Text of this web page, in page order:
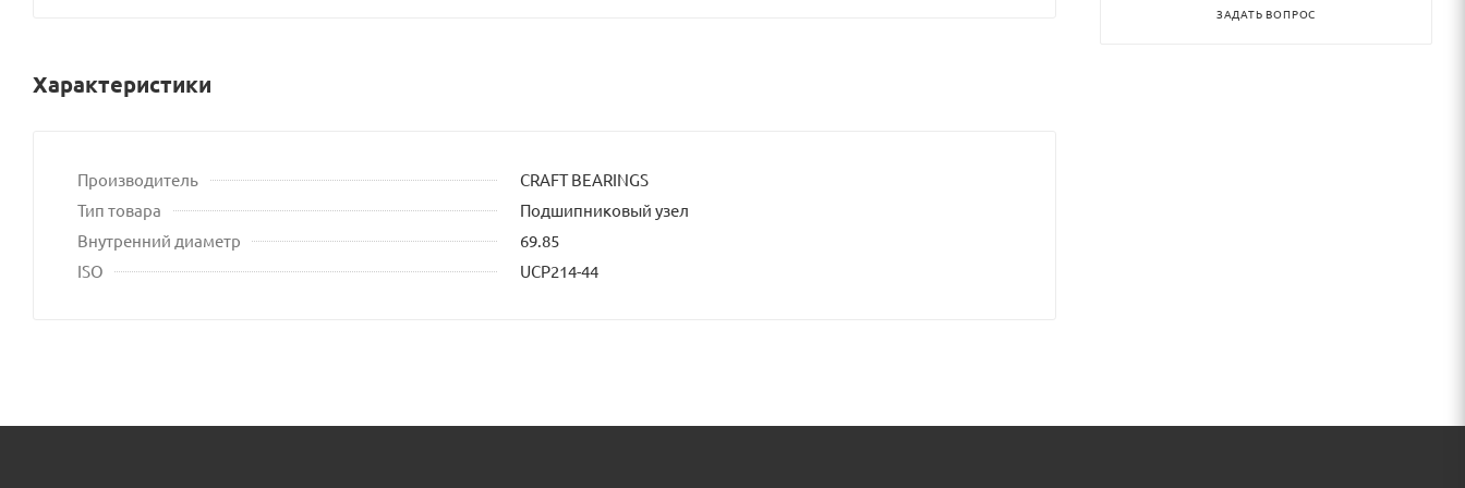
Характеристики
Производитель
CRAFT BEARINGS
Тип товара
Подшипниковый узел
Внутренний диаметр
69.85
ISO
UCP214-44
ЗАДАТЬ ВОПРОС